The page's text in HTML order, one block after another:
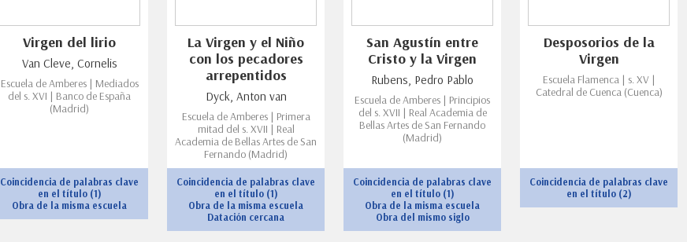
Virgen del lirio
Van Cleve, Cornelis
Escuela de Amberes | Mediados
del s. XVI | Banco de España
(Madrid)
Coincidencia de palabras clave
en el título (1)
Obra de la misma escuela
La Virgen y el Niño
con los pecadores
arrepentidos
Dyck, Anton van
Escuela de Amberes | Primera
mitad del s. XVII | Real
Academia de Bellas Artes de San
Fernando (Madrid)
Coincidencia de palabras clave
en el título (1)
Obra de la misma escuela
Datación cercana
San Agustín entre
Cristo y la Virgen
Rubens, Pedro Pablo
Escuela de Amberes | Principios
del s. XVII | Real Academia de
Bellas Artes de San Fernando
(Madrid)
Coincidencia de palabras clave
en el título (1)
Obra de la misma escuela
Obra del mismo siglo
Desposorios de la
Virgen
Escuela Flamenca | s. XV |
Catedral de Cuenca (Cuenca)
Coincidencia de palabras clave
en el título (2)